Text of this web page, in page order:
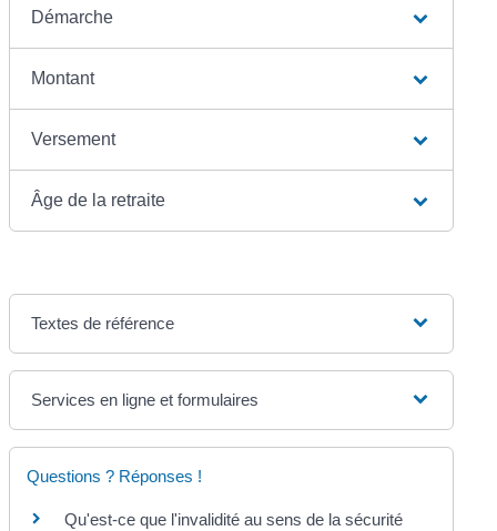
Démarche
Montant
Versement
Âge de la retraite
Textes de référence
Services en ligne et formulaires
Questions ? Réponses !
Qu'est-ce que l'invalidité au sens de la sécurité